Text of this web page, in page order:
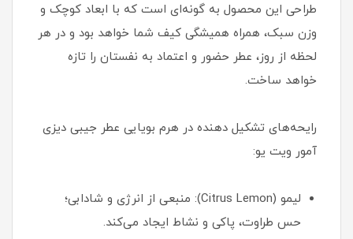
طراحی این محصول به گونه‌ای است که با ابعاد کوچک و
وزن سبک، همراه همیشگی کیف شما خواهد بود و در هر
لحظه از روز، عطر حضور و اعتماد به‌ نفستان را تازه
خواهد ساخت.
رایحه‌های تشکیل دهنده در هرم بویایی عطر جیبی دیزی
آمور ویت یو:
لیمو (Citrus Lemon): منبعی از انرژی و شادابی؛
حس طراوت، پاکی و نشاط ایجاد می‌کند.